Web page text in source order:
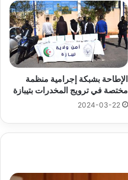
الإطاحة بشبكة إجرامية منظمة
مختصة في ترويج المخدرات بتيبازة
2024-03-22